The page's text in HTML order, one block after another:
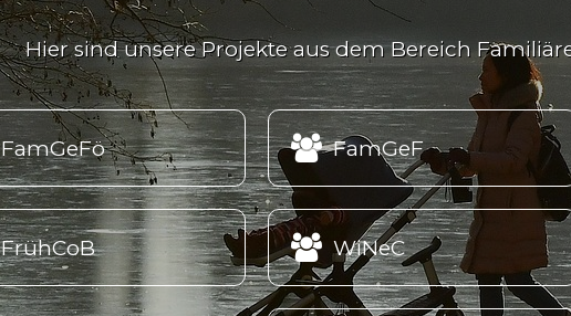
Hier sind unsere Projekte aus dem Bereich
FamGeFö  FamGeF
FrühCoB  WiNeC